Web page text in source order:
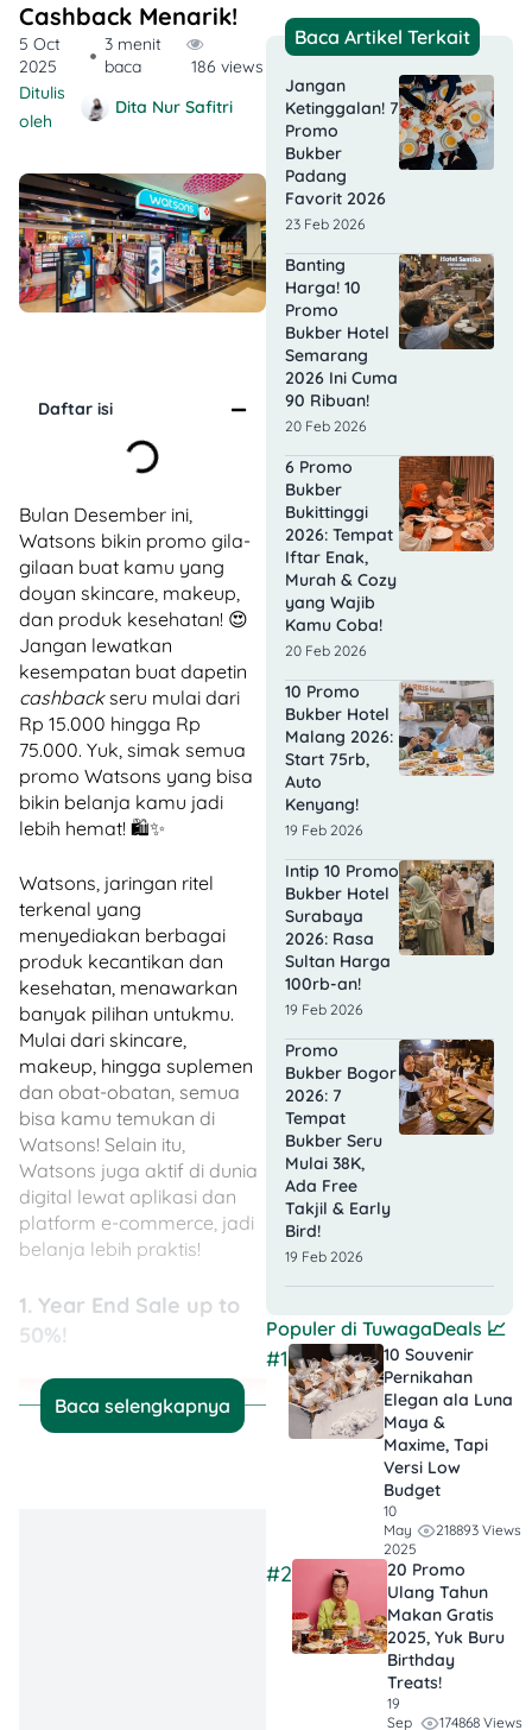
Cashback Menarik!
5 Oct
2025
3 menit
baca
186 views
Ditulis
oleh
Dita Nur Safitri
Daftar isi
Bulan Desember ini,
Watsons bikin promo gila-
gilaan buat kamu yang
doyan skincare, makeup,
dan produk kesehatan! 😍
Jangan lewatkan
kesempatan buat dapetin
cashbackseru mulai dari
Rp 15.000 hingga Rp
75.000. Yuk, simak semua
promo Watsons yang bisa
bikin belanja kamu jadi
lebih hemat! 🛍️✨
Watsons, jaringan ritel
terkenal yang
menyediakan berbagai
produk kecantikan dan
kesehatan, menawarkan
banyak pilihan untukmu.
Mulai dari skincare,
makeup, hingga suplemen
dan obat-obatan, semua
bisa kamu temukan di
Watsons! Selain itu,
Watsons juga aktif di dunia
digital lewat aplikasi dan
platform e-commerce, jadi
belanja lebih praktis!
1. Year End Sale up to
50%!
Baca selengkapnya
Baca Artikel Terkait
Jangan
Ketinggalan! 7
Promo
Bukber
Padang
Favorit 2026
23 Feb 2026
Banting
Harga! 10
Promo
Bukber Hotel
Semarang
2026 Ini Cuma
90 Ribuan!
20 Feb 2026
6 Promo
Bukber
Bukittinggi
2026: Tempat
Iftar Enak,
Murah & Cozy
yang Wajib
Kamu Coba!
20 Feb 2026
10 Promo
Bukber Hotel
Malang 2026:
Start 75rb,
Auto
Kenyang!
19 Feb 2026
Intip 10 Promo
Bukber Hotel
Surabaya
2026: Rasa
Sultan Harga
100rb-an!
19 Feb 2026
Promo
Bukber Bogor
2026: 7
Tempat
Bukber Seru
Mulai 38K,
Ada Free
Takjil & Early
Bird!
19 Feb 2026
Populer di TuwagaDeals 📈
#1
10 Souvenir
Pernikahan
Elegan ala Luna
Maya &
Maxime, Tapi
Versi Low
Budget
10
May
2025
218893 Views
#2
20 Promo
Ulang Tahun
Makan Gratis
2025, Yuk Buru
Birthday
Treats!
19
Sep
174868 Views